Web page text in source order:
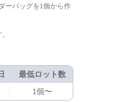
ーバッグを1個から作
最低ロット数
1個〜